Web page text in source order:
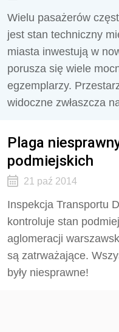
Wielu pasażerów
jest stan techniczny
miasta inwestują w
porusza się wiele
egzemplarzy.
widoczne zwłaszcza
Plaga
podmiejskich
21 paź 2014
Inspekcja Transportu
kontroluje stan
aglomeracji
są zatrważające.
były niesprawne!